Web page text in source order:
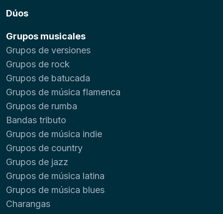
Dúos
Grupos musicales
Grupos de versiones
Grupos de rock
Grupos de batucada
Grupos de música flamenca
Grupos de rumba
Bandas tributo
Grupos de música indie
Grupos de country
Grupos de jazz
Grupos de música latina
Grupos de música blues
Charangas